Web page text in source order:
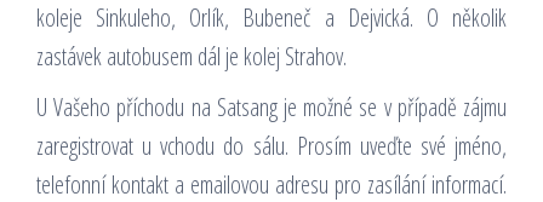
koleje Sinkuleho, Orlík, Bubeneč a Dejvická. O několik
zastávek autobusem dál je kolej Strahov.
U Vašeho příchodu na Satsang je možné se v případě zájmu
zaregistrovat u vchodu do sálu. Prosím uveďte své jméno,
telefonní kontakt a emailovou adresu pro zasílání informací.